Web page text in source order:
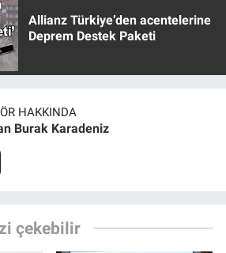
Allianz Türkiye’den acentelerine
Deprem Destek Paketi
HAKKINDA
Burak Karadeniz
çekebilir